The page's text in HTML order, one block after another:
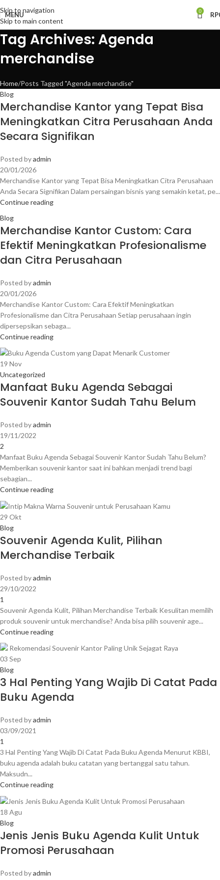
Skip to navigation
Skip to main content
MENU 0 RP
Tag Archives: Agenda
merchandise
Home Posts Tagged "Agenda merchandise"
Blog
Merchandise Kantor yang Tepat Bisa
Meningkatkan Citra Perusahaan Anda
Secara Signifikan
Posted byadmin
20/01/2026
Merchandise Kantor yang Tepat Bisa Meningkatkan Citra Perusahaan
Anda Secara Signifikan Dalam persaingan bisnis yang semakin ketat, pe...
Continue reading
Blog
Merchandise Kantor Custom: Cara
Efektif Meningkatkan Profesionalisme
dan Citra Perusahaan
Posted byadmin
20/01/2026
Merchandise Kantor Custom: Cara Efektif Meningkatkan
Profesionalisme dan Citra Perusahaan Setiap perusahaan ingin
dipersepsikan sebaga...
Continue reading
19 Nov
Uncategorized
Manfaat Buku Agenda Sebagai
Souvenir Kantor Sudah Tahu Belum
Posted byadmin
19/11/2022
2
Manfaat Buku Agenda Sebagai Souvenir Kantor Sudah Tahu Belum?
Memberikan souvenir kantor saat ini bahkan menjadi trend bagi
sebagian...
Continue reading
29 Okt
Blog
Souvenir Agenda Kulit, Pilihan
Merchandise Terbaik
Posted byadmin
29/10/2022
1
Souvenir Agenda Kulit, Pilihan Merchandise Terbaik Kesulitan memilih
produk souvenir untuk merchandise? Anda bisa pilih souvenir age...
Continue reading
03 Sep
Blog
3 Hal Penting Yang Wajib Di Catat Pada
Buku Agenda
Posted byadmin
03/09/2021
1
3 Hal Penting Yang Wajib Di Catat Pada Buku Agenda Menurut KBBI,
buku agenda adalah buku catatan yang bertanggal satu tahun.
Maksudn...
Continue reading
18 Agu
Blog
Jenis Jenis Buku Agenda Kulit Untuk
Promosi Perusahaan
Posted byadmin